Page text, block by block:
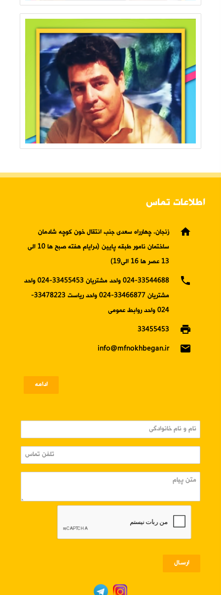
اطلاعات تماس
home
زنجان، چهارراه سعدی جنب انتقال خون کوچه شادمان
ساختمان نامور طبقه پایین (درایام هفته صبح ها 10 الی
13 عصر ها 16 الی19)
phone
024-33544688 واحد مشتریان 33455453-024 واحد
مشتریان 33466877-024 واحد ریاست 33478223-
024 واحد روابط عمومی
print
33455453
email
info@mfnokhbegan.ir
ادامه
ارسـال